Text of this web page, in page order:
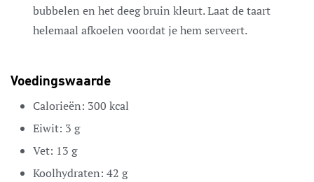
bubbelen en het deeg bruin kleurt. Laat de taart
helemaal afkoelen voordat je hem serveert.
Voedingswaarde
Calorieën: 300 kcal
Eiwit: 3 g
Vet: 13 g
Koolhydraten: 42 g